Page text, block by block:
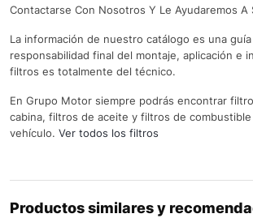
Contactarse Con Nosotros Y Le Ayudaremos A
La información de nuestro catálogo es una
responsabilidad final del montaje, aplicación e
filtros es totalmente del técnico.
En Grupo Motor siempre podrás encontrar
cabina, filtros de aceite y filtros de
vehículo. Ver todos los filtros
Productos similares y